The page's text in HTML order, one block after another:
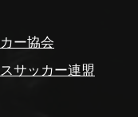
ー協会
サッカー連盟